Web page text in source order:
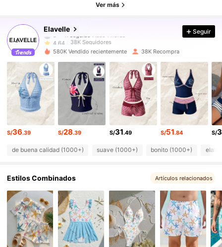
Ver más
Elavelle
4.64 38K Seguidores
4.64 38K Seguidores
4.64 38K Seguidores
4.64 38K Seguidores
4.64 38K Seguidores
38K Seguidores
4.64 38K Seguidores
4.64 38K Seguidores
Seguir
580K Vendido recientemente 38K Recompra
S/36.39 S/28.39 S/31.49 S/51.84 S/
de buena calidad (1000+) suave (1000+) bonito (1000+)
Estilos Combinados Artículos relacionados